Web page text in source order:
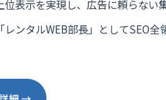
表示を実現し、広告に頼らない
ンタルWEB部長」としてSEO全